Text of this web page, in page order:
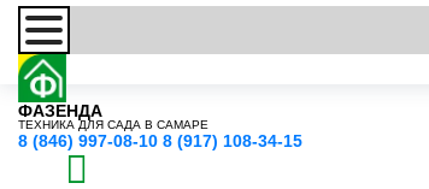
ФАЗЕНДА
ТЕХНИКА ДЛЯ САДА В САМАРЕ
8 (846) 997-08-10 8 (917) 108-34-15